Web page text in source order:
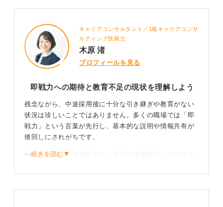
キャリアコンサルタント／1級キャリアコンサ
ルティング技能士
木原 渚
プロフィールを見る
即戦力への期待と教育不足の現状を理解しよう
残念ながら、中途採用後に十分な引き継ぎや教育がない
状況は珍しいことではありません。多くの職場では「即
戦力」という言葉が先行し、基本的な説明や情報共有が
後回しにされがちです。
しかし、そのまま放置すると不安や評価低下につながる
自分から情報を引き出し信頼関係を築いていこう
⋯続きを読む▼